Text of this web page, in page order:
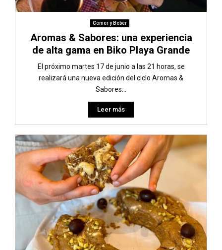
Comer y Beber
Aromas & Sabores: una experiencia
de alta gama en Biko Playa Grande
El próximo martes 17 de junio a las 21 horas, se
realizará una nueva edición del ciclo Aromas &
Sabores...
Leer más